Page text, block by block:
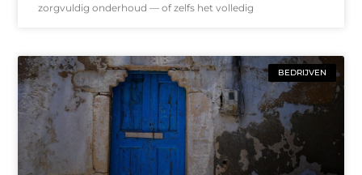
zorgvuldig onderhoud — of zelfs het volledig
BEDRIJVEN